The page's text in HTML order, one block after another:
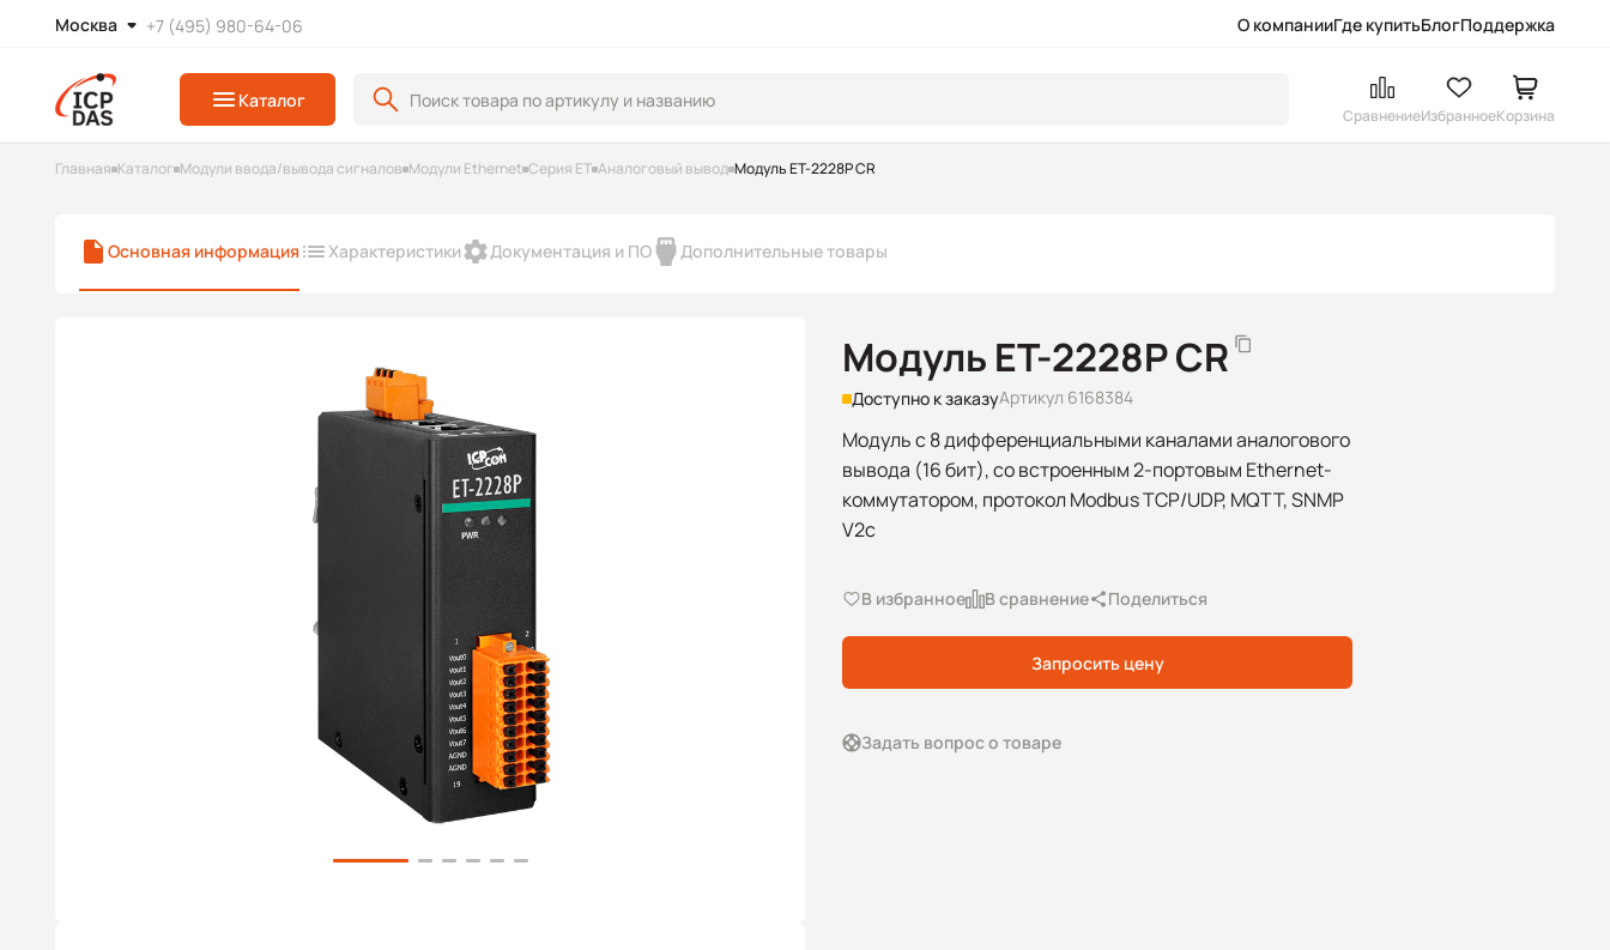
Москва +7 (495) 980-64-06 О компанииГде купитьБлогПоддержка
Каталог
СравнениеИзбранноеКорзина
Главная Каталог Модули ввода/вывода сигналов Модули Ethernet Серия ET Аналоговый вывод Модуль ET-2228P CR
Основная информация Характеристики Документация и ПО Дополнительные товары
Модуль ET-2228P CR
Доступно к заказуАртикул 6168384
Модуль с 8 дифференциальными каналами аналогового
вывода (16 бит), со встроенным 2-портовым Ethernet-
коммутатором, протокол Modbus TCP/UDP, MQTT, SNMP
V2c
В избранное В сравнение Поделиться
Запросить цену
Задать вопрос о товаре